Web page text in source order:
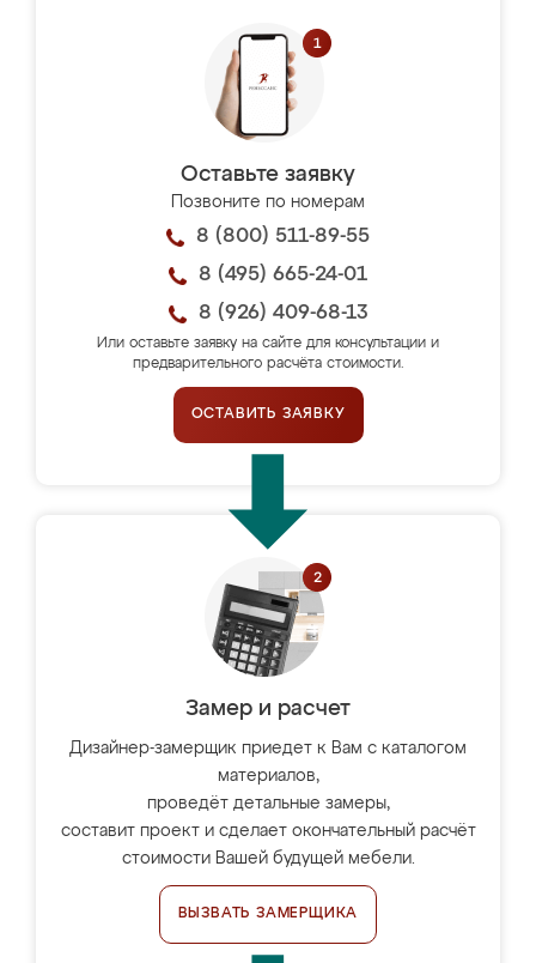
Оставьте заявку
Позвоните по номерам
8 (800) 511-89-55
8 (495) 665-24-01
8 (926) 409-68-13
Или оставьте заявку на сайте для консультации и
предварительного расчёта стоимости.
ОСТАВИТЬ ЗАЯВКУ
Замер и расчет
Дизайнер-замерщик приедет к Вам с каталогом
материалов,
проведёт детальные замеры,
составит проект и сделает окончательный расчёт
стоимости Вашей будущей мебели.
ВЫЗВАТЬ ЗАМЕРЩИКА